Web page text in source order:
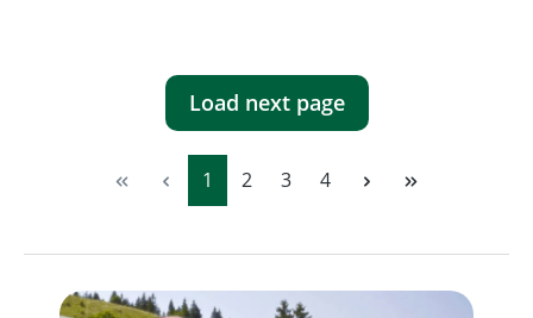
Load next page
Page
1 Page
2 Page
3 Page
4